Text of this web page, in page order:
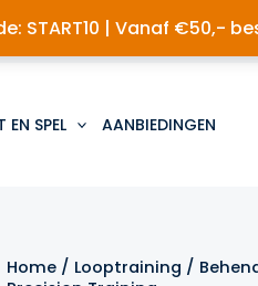
START10 | Vanaf €50,-
EN SPEL AANBIEDINGEN
Home / Looptraining /